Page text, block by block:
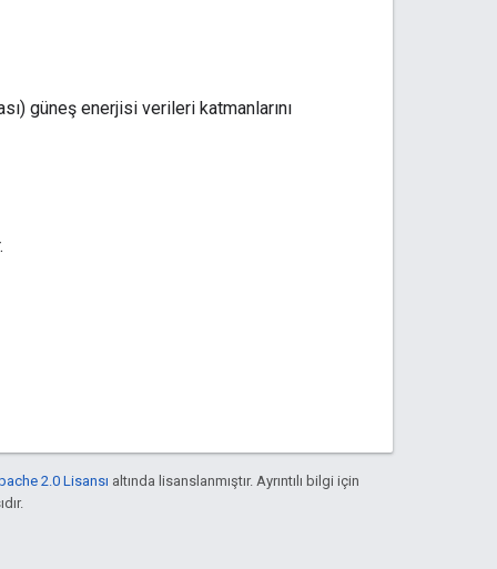
güneş enerjisi verileri katmanlarını
2.0 Lisansı altında lisanslanmıştır. Ayrıntılı bilgi için